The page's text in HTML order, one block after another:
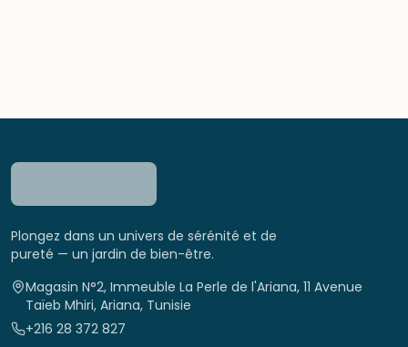
Plongez dans un univers de sérénité et de
pureté — un jardin de bien-être.
Magasin N°2, Immeuble La Perle de l'Ariana, 11 Avenue
Taïeb Mhiri, Ariana, Tunisie
+216 28 372 827